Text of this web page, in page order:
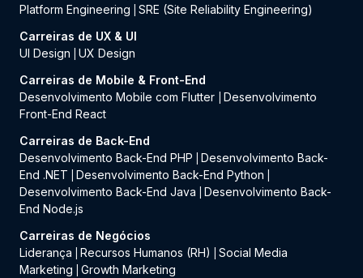
Platform Engineering
SRE (Site Reliability Engineering)
Carreiras de UX & UI
UI Design
UX Design
Carreiras de Mobile & Front-End
Desenvolvimento Mobile com Flutter
Desenvolvimento
Front-End React
Carreiras de Back-End
Desenvolvimento Back-End PHP
Desenvolvimento Back-
End .NET
Desenvolvimento Back-End Python
Desenvolvimento Back-End Java
Desenvolvimento Back-
End Node.js
Carreiras de Negócios
Liderança
Recursos Humanos (RH)
Social Media
Marketing
Growth Marketing